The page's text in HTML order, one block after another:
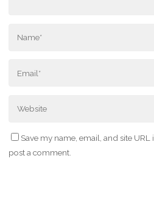
Save my name, email, and site
post a comment.